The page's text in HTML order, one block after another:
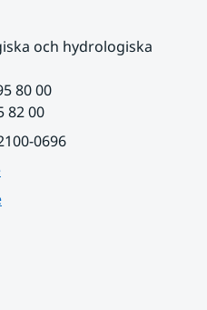
och hydrologiska
80 00
82 00
0696